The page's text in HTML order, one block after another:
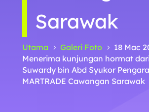
Sarawak
Utama 5 Galeri Foto 5
18 Mac
Menerima kunjungan hormat
Suwardy bin Abd Syukor
MARTRADE Cawangan Sarawak